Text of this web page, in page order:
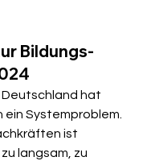
Bildungs-
Deutschland hat
Systemproblem.
ist
langsam, zu